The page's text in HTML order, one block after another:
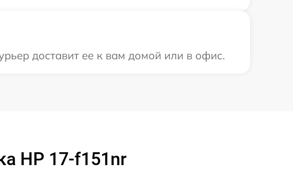
доставит ее к вам домой или в офис.
HP 17-f151nr